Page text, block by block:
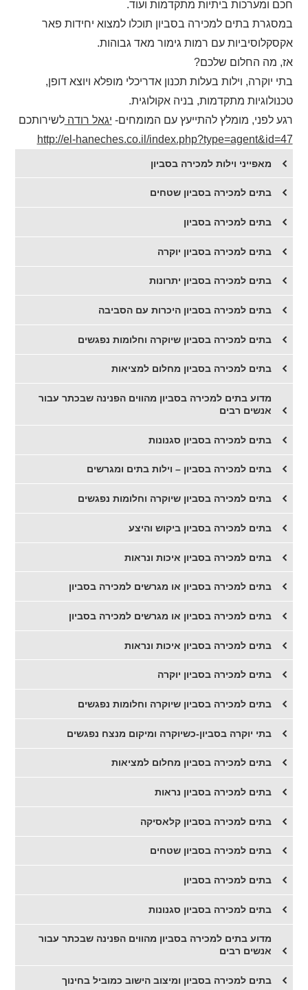
חכם ומערכות ביתיות מתקדמות ועוד.
במסגרת בתים למכירה בסביון תוכלו למצוא יחידות פאר
אקסקלוסיביות עם רמות גימור מאד גבוהות.
אז, מה החלום שלכם?
בתי יוקרה, וילות בעלות תכנון אדריכלי מופלא ויוצא דופן,
טכנולוגיות מתקדמות, בניה אקולוגית.
רגע לפני, מומלץ להתייעץ עם המומחים- יגאל רודהלשירותכם
http://el-haneches.co.il/index.php?type=agent&id=47
מאפייני וילות למכירה בסביון
בתים למכירה בסביון שטחים
בתים למכירה בסביון
​בתים למכירה בסביון יוקרה
​בתים למכירה בסביון יתרונות
בתים למכירה בסביון היכרות עם הסביבה
בתים למכירה בסביון שיוקרה וחלומות נפגשים
בתים למכירה בסביון מחלום למציאות
מדוע בתים למכירה בסביון מהווים הפנינה שבכתר עבור
אנשים רבים
בתים למכירה בסביון סגנונות
בתים למכירה בסביון – וילות בתים ומגרשים
בתים למכירה בסביון שיוקרה וחלומות נפגשים
בתים למכירה בסביון ביקוש והיצע
בתים למכירה בסביון איכות ונראות
בתים למכירה בסביון או מגרשים למכירה בסביון
בתים למכירה בסביון או מגרשים למכירה בסביון
בתים למכירה בסביון איכות ונראות
בתים למכירה בסביון יוקרה
בתים למכירה בסביון שיוקרה וחלומות נפגשים
בתי יוקרה בסביון-כשיוקרה ומיקום מנצח נפגשים
​בתים למכירה בסביון מחלום למציאות
​בתים למכירה בסביון נראות
​בתים למכירה בסביון קלאסיקה
​בתים למכירה בסביון שטחים
​בתים למכירה בסביון
בתים למכירה בסביון סגנונות
​מדוע בתים למכירה בסביון מהווים הפנינה שבכתר עבור
אנשים רבים
בתים למכירה בסביון ומיצוב הישוב כמוביל בחינוך